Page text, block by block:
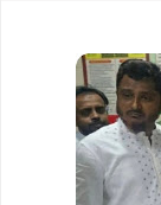
শাপলা